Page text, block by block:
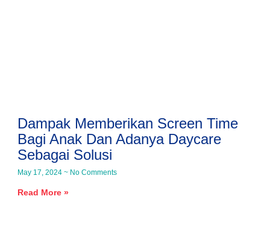
Dampak Memberikan Screen Time
Bagi Anak Dan Adanya Daycare
Sebagai Solusi
May 17, 2024 No Comments
Read More »